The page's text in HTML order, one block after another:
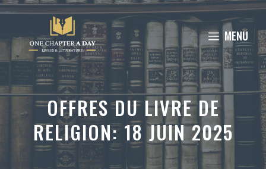
Aller
contenu
MENU
OFFRES DU LIVRE DE
RELIGION: 18 JUIN 2025